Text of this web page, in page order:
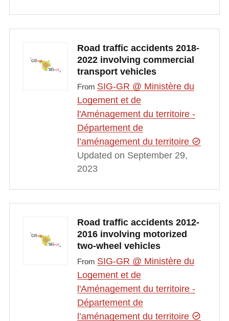
Road traffic accidents 2018-
2022 involving commercial
transport vehicles
From SIG-GR @ Ministère du
Logement et de
l'Aménagement du territoire -
Département de
l’aménagement du territoire
Updated on September 29,
2023
Road traffic accidents 2012-
2016 involving motorized
two-wheel vehicles
From SIG-GR @ Ministère du
Logement et de
l'Aménagement du territoire -
Département de
l’aménagement du territoire